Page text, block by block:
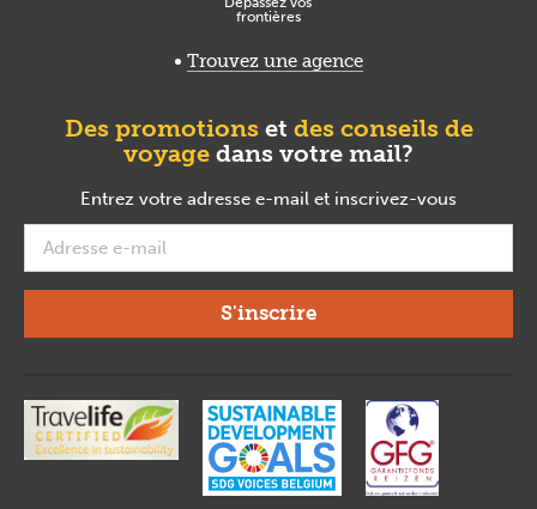
frontières
Trouvez une agence
Des promotions et des conseils de
voyage dans votre mail?
Entrez votre adresse e-mail et inscrivez-vous